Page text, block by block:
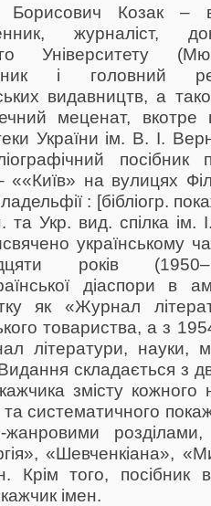
Борисович Козак –
журналіст,
Університету
і головний
видавництв, а
меценат,
України ім. В. І.
посібник
««Київ» на вулицях
: [бібліогр.
та Укр. вид. спілка ім.
українському
років
діаспори в
як «Журнал
товариства, а з
літератури, науки,
складається з
змісту
та систематичного
жанровими
«Шевченкіана»,
Крім того, посібник
імен.